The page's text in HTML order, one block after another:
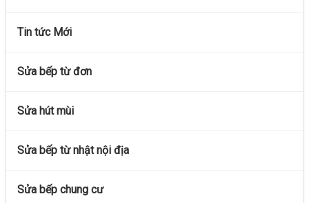
Tin tức Mới
Sửa bếp từ đơn
Sửa hút mùi
Sửa bếp từ nhật nội địa
Sửa bếp chung cư